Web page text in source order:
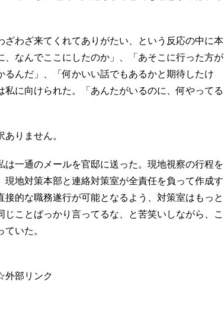
わざ来てくれてありがたい、という反応の中に本
なんでここにしたのか」、「あそこに行った方が
んだ」、「何かいい話でもあるかと期待したけ
私に向けられた。「あんたがいるのに、何やってる
りません。
一通のメールを官邸に送った。現地視察の行程を
地対策本部と連絡対策室が全責任を負って作成す
的な職務遂行が可能となるよう、対策室はもっと
ことばっかり言ってるな、と苦笑いしながら、こ
いた。
外部リンク